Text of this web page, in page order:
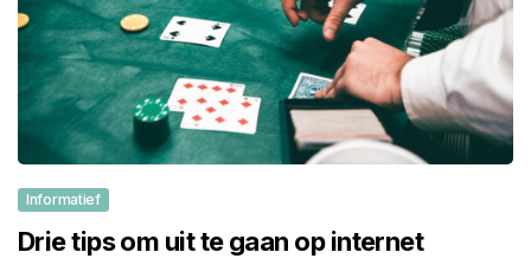
Informatief
Drie tips om uit te gaan op internet